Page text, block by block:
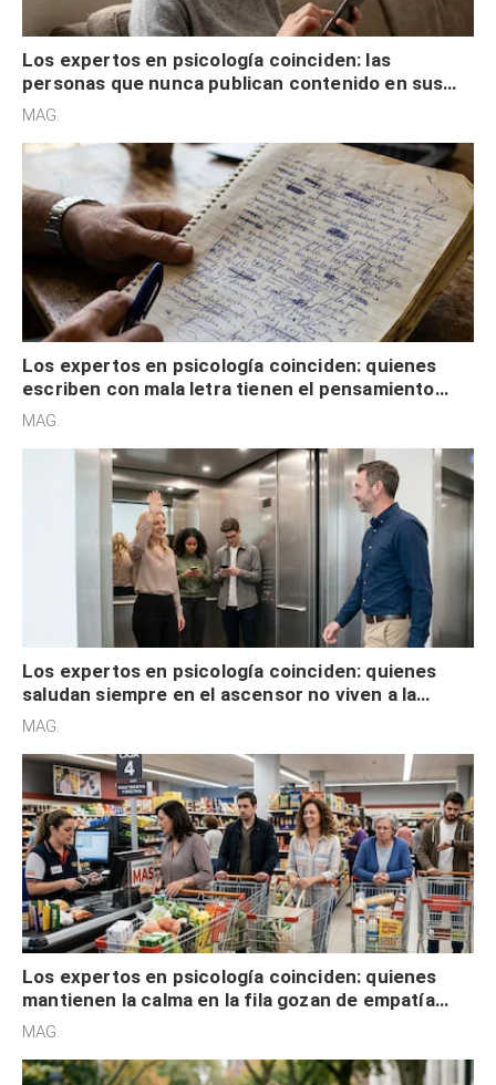
Los expertos en psicología coinciden: las
personas que nunca publican contenido en sus
redes sociales no pretenden buscar validación
MAG.
Los expertos en psicología coinciden: quienes
escriben con mala letra tienen el pensamiento
acelerado y no lo hacen por desinterés
MAG.
Los expertos en psicología coinciden: quienes
saludan siempre en el ascensor no viven a la
defensiva y tienen apertura social
MAG.
Los expertos en psicología coinciden: quienes
mantienen la calma en la fila gozan de empatía
cognitiva, gratitud y no solo tienen autocontrol
MAG.